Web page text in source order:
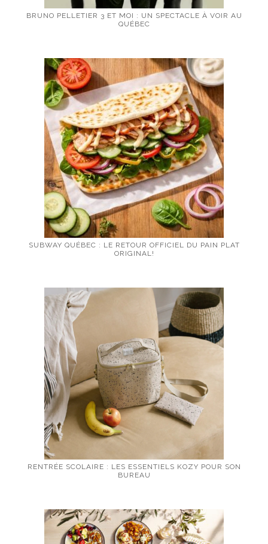
BRUNO PELLETIER 3 ET MOI : UN SPECTACLE À VOIR AU
QUÉBEC
SUBWAY QUÉBEC : LE RETOUR OFFICIEL DU PAIN PLAT
ORIGINAL!
RENTRÉE SCOLAIRE : LES ESSENTIELS KOZY POUR SON
BUREAU